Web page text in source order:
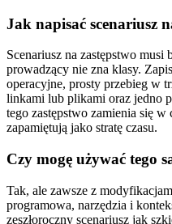
Jak napisać scenariusz
Scenariusz na zastępstwo
prowadzący nie zna klasy.
operacyjne, prosty przebieg w
linkami lub plikami oraz jedno
tego zastępstwo zamienia się
zapamiętują jako stratę czasu.
Czy mogę używać tego
Tak, ale zawsze z
programowa, narzędzia i
zeszłoroczny scenariusz jak